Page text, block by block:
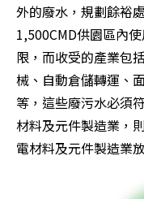
外的廢水，規劃餘裕
1,500CMD供園區內
限，而收受的產業包
械、自動倉儲轉運、
等，這些廢污水必須
材料及元件製造業，
電材料及元件製造業